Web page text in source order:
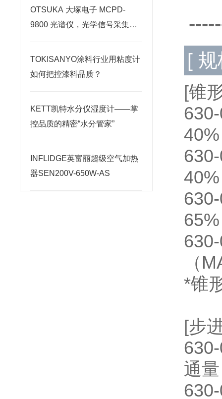
OTSUKA 大塚电子 MCPD-
9800 光谱仪，光学信号采集原
TOKISANYO涂料行业用粘度计
如何把控漆料品质？
KETT凯特水分仪湿度计——掌
控品质的精密“水分管家”
INFLIDGE英富丽超级空气加热
器SEN200V-650W-AS
[
[锥
（
*锥
[步
通